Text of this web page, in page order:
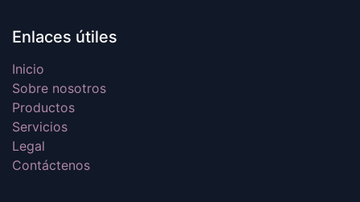
Enlaces útiles
Inicio
Sobre nosotros
Productos
Servicios
Legal
Contáctenos